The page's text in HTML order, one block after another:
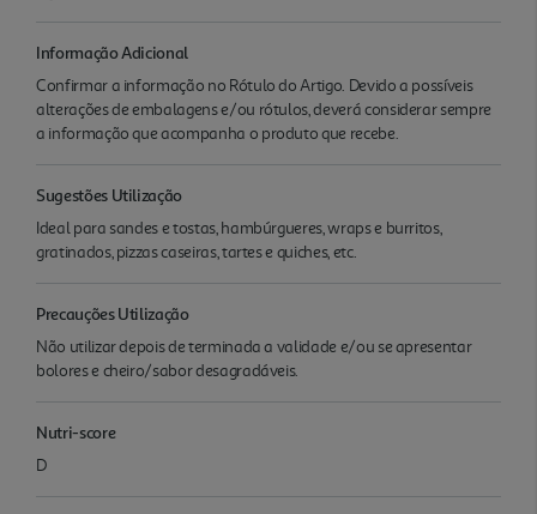
Informação Adicional
Confirmar a informação no Rótulo do Artigo. Devido a possíveis
alterações de embalagens e/ou rótulos, deverá considerar sempre
a informação que acompanha o produto que recebe.
Sugestões Utilização
Ideal para sandes e tostas, hambúrgueres, wraps e burritos,
gratinados, pizzas caseiras, tartes e quiches, etc.
Precauções Utilização
Não utilizar depois de terminada a validade e/ou se apresentar
bolores e cheiro/sabor desagradáveis.
Nutri-score
D